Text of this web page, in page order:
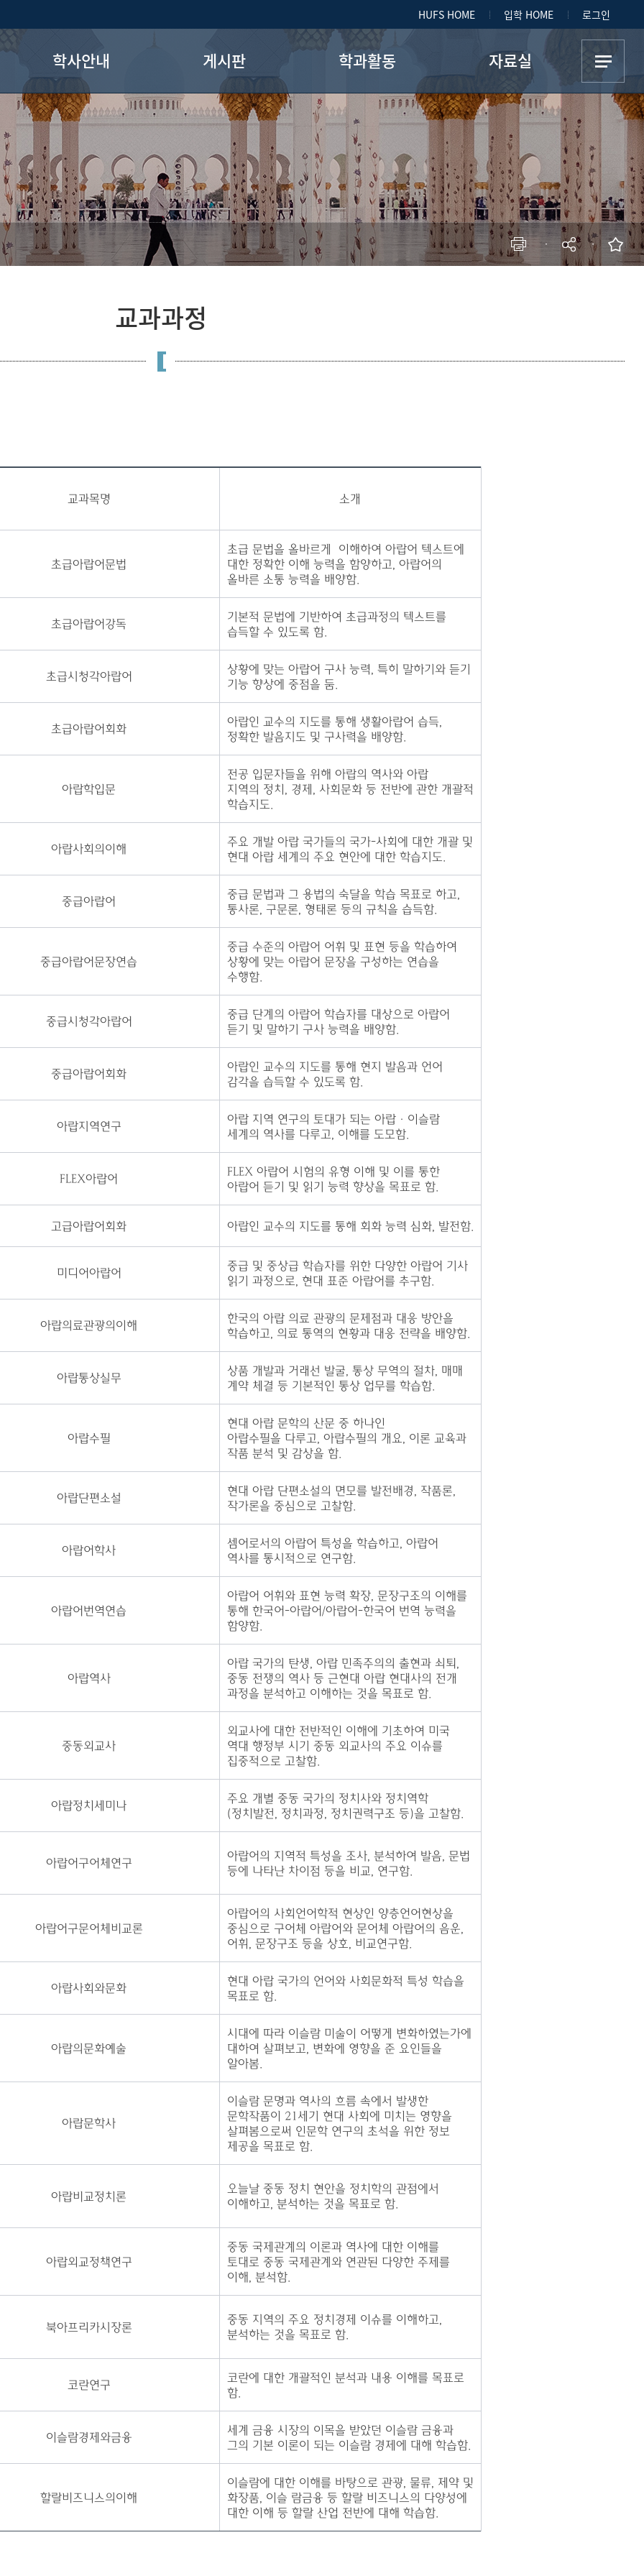
HUFS HOME 입학 HOME 로그인
학사안내
교과과정
전공로드맵
졸업요건
교직과정
장학제도
국제교류프로그램
게시판
공지사항
학과소식
취업공고
학과활동
소모임
갤러리
동영상
자료실
간행물
관련 사이트
메뉴추가
교과과정
교과목명 소개
초급아랍어문법
초급 문법을 올바르게 이해하여 아랍어 텍스트에
대한 정확한 이해 능력을 함양하고, 아랍어의
올바른 소통 능력을 배양함.
초급아랍어강독
기본적 문법에 기반하여 초급과정의 텍스트를
습득할 수 있도록 함.
초급시청각아랍어
상황에 맞는 아랍어 구사 능력, 특히 말하기와 듣기
기능 향상에 중점을 둠.
초급아랍어회화
아랍인 교수의 지도를 통해 생활아랍어 습득,
정확한 발음지도 및 구사력을 배양함.
아랍학입문
전공 입문자들을 위해 아랍의 역사와 아랍
지역의 정치, 경제, 사회문화 등 전반에 관한 개괄적
학습지도.
아랍사회의이해
주요 개발 아랍 국가들의 국가-사회에 대한 개괄 및
현대 아랍 세계의 주요 현안에 대한 학습지도.
중급아랍어
중급 문법과 그 용법의 숙달을 학습 목표로 하고,
통사론, 구문론, 형태론 등의 규칙을 습득함.
중급아랍어문장연습
중급 수준의 아랍어 어휘 및 표현 등을 학습하여
상황에 맞는 아랍어 문장을 구성하는 연습을
수행함.
중급시청각아랍어
중급 단계의 아랍어 학습자를 대상으로 아랍어
듣기 및 말하기 구사 능력을 배양함.
중급아랍어회화
아랍인 교수의 지도를 통해 현지 발음과 언어
감각을 습득할 수 있도록 함.
아랍지역연구
아랍 지역 연구의 토대가 되는 아랍· 이슬람
세계의 역사를 다루고, 이해를 도모함.
FLEX아랍어
FLEX 아랍어 시험의 유형 이해 및 이를 통한
아랍어 듣기 및 읽기 능력 향상을 목표로 함.
고급아랍어회화 아랍인 교수의 지도를 통해 회화 능력 심화, 발전함.
미디어아랍어
중급 및 중상급 학습자를 위한 다양한 아랍어 기사
읽기 과정으로, 현대 표준 아랍어를 추구함.
아랍의료관광의이해
한국의 아랍 의료 관광의 문제점과 대응 방안을
학습하고, 의료 통역의 현황과 대응 전략을 배양함.
아랍통상실무
상품 개발과 거래선 발굴, 통상 무역의 절차, 매매
계약 체결 등 기본적인 통상 업무를 학습함.
아랍수필
현대 아랍 문학의 산문 중 하나인
아랍수필을 다루고, 아랍수필의 개요, 이론 교육과
작품 분석 및 감상을 함.
아랍단편소설
현대 아랍 단편소설의 면모를 발전배경, 작품론,
작가론을 중심으로 고찰함.
아랍어학사
셈어로서의 아랍어 특성을 학습하고, 아랍어
역사를 통시적으로 연구함.
아랍어번역연습
아랍어 어휘와 표현 능력 확장, 문장구조의 이해를
통해 한국어-아랍어/아랍어-한국어 번역 능력을
함양함.
아랍역사
아랍 국가의 탄생, 아랍 민족주의의 출현과 쇠퇴,
중동 전쟁의 역사 등 근현대 아랍 현대사의 전개
과정을 분석하고 이해하는 것을 목표로 함.
중동외교사
외교사에 대한 전반적인 이해에 기초하여 미국
역대 행정부 시기 중동 외교사의 주요 이슈를
집중적으로 고찰함.
아랍정치세미나
주요 개별 중동 국가의 정치사와 정치역학
(정치발전, 정치과정, 정치권력구조 등)을 고찰함.
아랍어구어체연구
아랍어의 지역적 특성을 조사, 분석하여 발음, 문법
등에 나타난 차이점 등을 비교, 연구함.
아랍어구문어체비교론
아랍어의 사회언어학적 현상인 양층언어현상을
중심으로 구어 체 아랍어와문어체 아랍어의 음운,
어휘, 문장구조 등을 상호, 비교연구함.
아랍사회와문화
현대 아랍 국가의 언어와 사회문화적 특성 학습을
목표로 함.
아랍의문화예술
시대에 따라 이슬람 미술이 어떻게 변화하였는가에
대하여 살펴보고, 변화에 영향을 준 요인들을
알아봄.
아랍문학사
이슬람 문명과 역사의 흐름 속에서 발생한
문학작품이 21세기 현대 사회에 미치는 영향을
살펴봄으로써 인문학 연구의 초석을 위한 정보
제공을 목표로 함.
아랍비교정치론
오늘날 중동 정치 현안을 정치학의 관점에서
이해하고, 분석하는 것을 목표로 함.
아랍외교정책연구
중동 국제관계의 이론과 역사에 대한 이해를
토대로 중동 국제관계와 연관된 다양한 주제를
이해, 분석함.
북아프리카시장론
중동 지역의 주요 정치경제 이슈를 이해하고,
분석하는 것을 목표로 함.
코란연구
코란에 대한 개괄적인 분석과 내용 이해를 목표로
함.
이슬람경제와금융
세계 금융 시장의 이목을 받았던 이슬람 금융과
그의 기본 이론이 되는 이슬람 경제에 대해 학습함.
할랄비즈니스의이해
이슬람에 대한 이해를 바탕으로 관광, 물류, 제약 및
화장품, 이슬 람금융 등 할랄 비즈니스의 다양성에
대한 이해 등 할랄 산업 전반에 대해 학습함.